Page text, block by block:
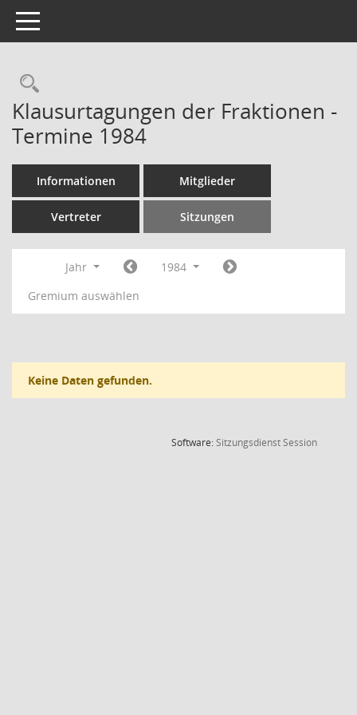
Toggle navigation
Rechercheauswahl
Klausurtagungen der Fraktionen -
Termine 1984
Informationen Mitglieder
Vertreter Sitzungen
Jahr
1984
Gremium auswählen
Keine Daten gefunden.
Software:SitzungsdienstSession(Wird in